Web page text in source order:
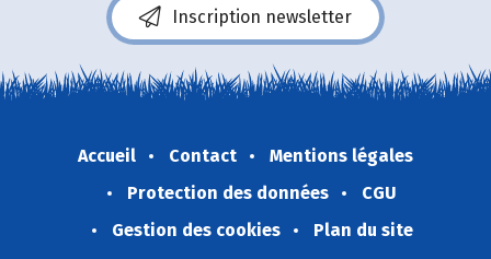
Inscription newsletter
Accueil Contact
Mentions légales
Protection des données
CGU
Gestion des cookies
Plan du site